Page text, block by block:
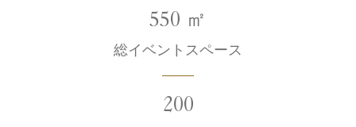
550 ㎡
総イベントスペース
200